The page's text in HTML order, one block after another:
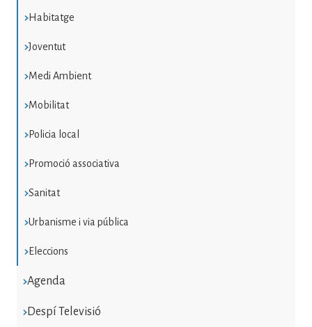
Habitatge
Joventut
Medi Ambient
Mobilitat
Policia local
Promoció associativa
Sanitat
Urbanisme i via pública
Eleccions
Agenda
Despí Televisió